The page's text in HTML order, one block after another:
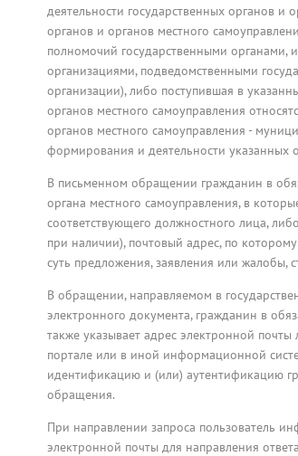
деятельности государственных органов и
органов и органов местного
полномочий государственными органами,
организациями, подведомственными
организации), либо поступившая в
органов местного самоуправления
органов местного самоуправления -
формирования и деятельности указанных
В письменном обращении гражданин в
органа местного самоуправления, в
соответствующего должностного лица,
при наличии), почтовый адрес, по
суть предложения, заявления или жалобы,
В обращении, направляемом в
электронного документа, гражданин в
также указывает адрес электронной
портале или в иной информационной
идентификацию и (или) аутентификацию
обращения.
При направлении запроса пользователь
электронной почты для направления